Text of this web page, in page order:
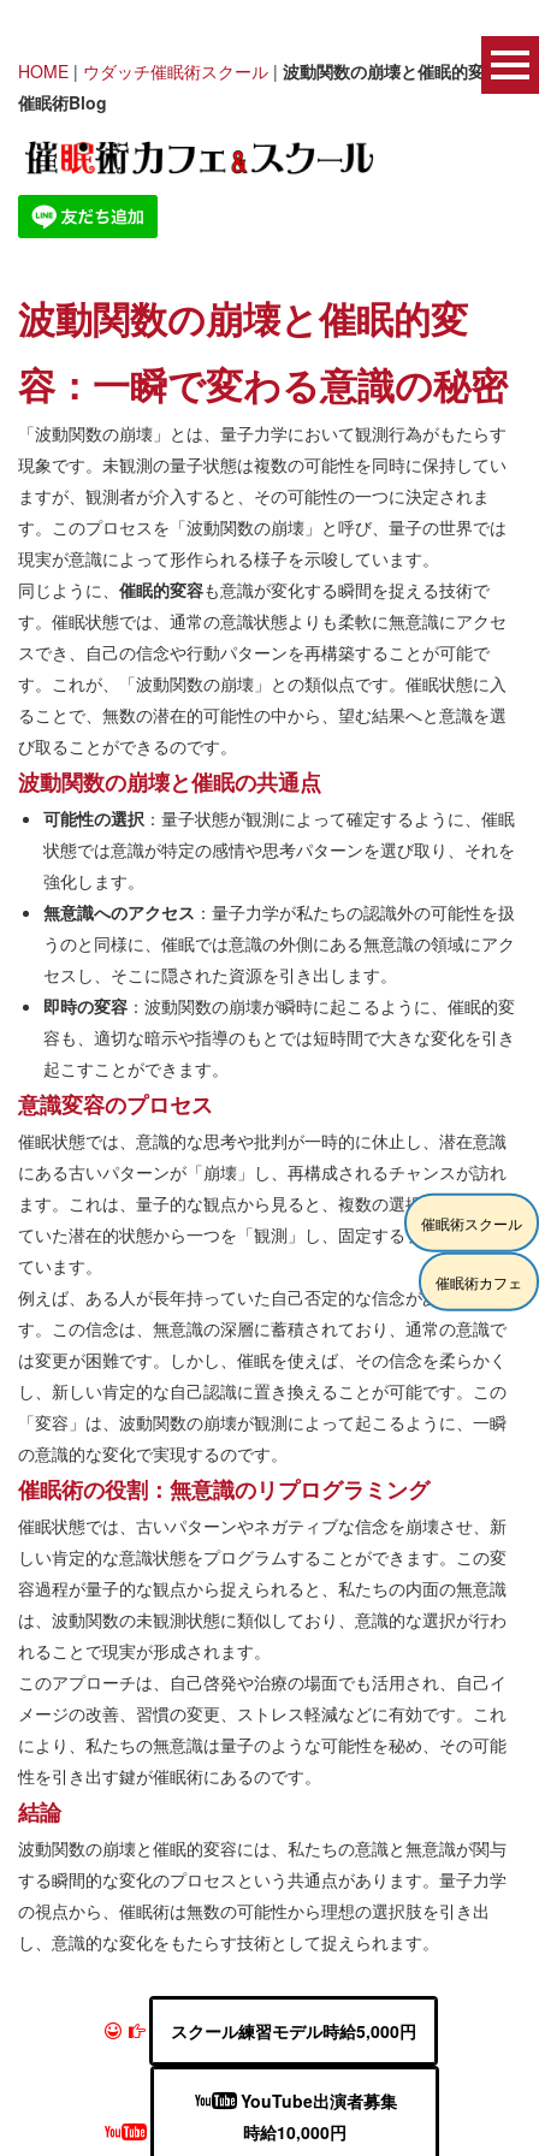
HOME | ウダッチ催眠術スクール | 波動関数の崩壊と催眠的変容｜
催眠術Blog
波動関数の崩壊と催眠的変
容：一瞬で変わる意識の秘密
「波動関数の崩壊」とは、量子力学において観測行為がもたらす
現象です。未観測の量子状態は複数の可能性を同時に保持してい
ますが、観測者が介入すると、その可能性の一つに決定されま
す。このプロセスを「波動関数の崩壊」と呼び、量子の世界では
現実が意識によって形作られる様子を示唆しています。
同じように、 催眠的変容も意識が変化する瞬間を捉える技術で
す。催眠状態では、通常の意識状態よりも柔軟に無意識にアクセ
スでき、自己の信念や行動パターンを再構築することが可能で
す。これが、「波動関数の崩壊」との類似点です。催眠状態に入
ることで、無数の潜在的可能性の中から、望む結果へと意識を選
び取ることができるのです。
波動関数の崩壊と催眠の共通点
可能性の選択 ：量子状態が観測によって確定するように、催眠
状態では意識が特定の感情や思考パターンを選び取り、それを
強化します。
無意識へのアクセス ：量子力学が私たちの認識外の可能性を扱
うのと同様に、催眠では意識の外側にある無意識の領域にアク
セスし、そこに隠された資源を引き出します。
即時の変容 ：波動関数の崩壊が瞬時に起こるように、催眠的変
容も、適切な暗示や指導のもとでは短時間で大きな変化を引き
起こすことができます。
意識変容のプロセス
催眠状態では、意識的な思考や批判が一時的に休止し、潜在意識
にある古いパターンが「崩壊」し、再構成されるチャンスが訪れ
ます。これは、量子的な観点から見ると、複数の選択肢が存在し
ていた潜在的状態から一つを「観測」し、固定するプロセスに似
ています。
例えば、ある人が長年持っていた自己否定的な信念があるとしま
す。この信念は、無意識の深層に蓄積されており、通常の意識で
は変更が困難です。しかし、催眠を使えば、その信念を柔らかく
し、新しい肯定的な自己認識に置き換えることが可能です。この
「変容」は、波動関数の崩壊が観測によって起こるように、一瞬
の意識的な変化で実現するのです。
催眠術の役割：無意識のリプログラミング
催眠状態では、古いパターンやネガティブな信念を崩壊させ、新
しい肯定的な意識状態をプログラムすることができます。この変
容過程が量子的な観点から捉えられると、私たちの内面の無意識
は、波動関数の未観測状態に類似しており、意識的な選択が行わ
れることで現実が形成されます。
このアプローチは、自己啓発や治療の場面でも活用され、自己イ
メージの改善、習慣の変更、ストレス軽減などに有効です。これ
により、私たちの無意識は量子のような可能性を秘め、その可能
性を引き出す鍵が催眠術にあるのです。
結論
波動関数の崩壊と催眠的変容には、私たちの意識と無意識が関与
する瞬間的な変化のプロセスという共通点があります。量子力学
の視点から、催眠術は無数の可能性から理想の選択肢を引き出
し、意識的な変化をもたらす技術として捉えられます。
スクール練習モデル時給5,000円
YouTube出演者募集
時給10,000円
催眠術スクール
催眠術カフェ